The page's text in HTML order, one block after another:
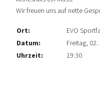
Wir freuen uns auf nette
Ort:
EVO
Datum:
Freitag,
Uhrzeit:
19:30